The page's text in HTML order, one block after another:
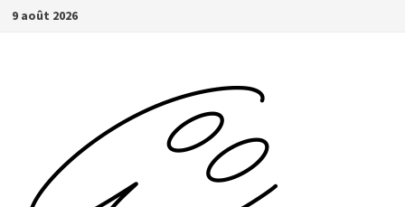
Passer
9 août 2026